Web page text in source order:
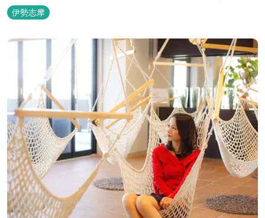
性に人気。
伊勢志摩